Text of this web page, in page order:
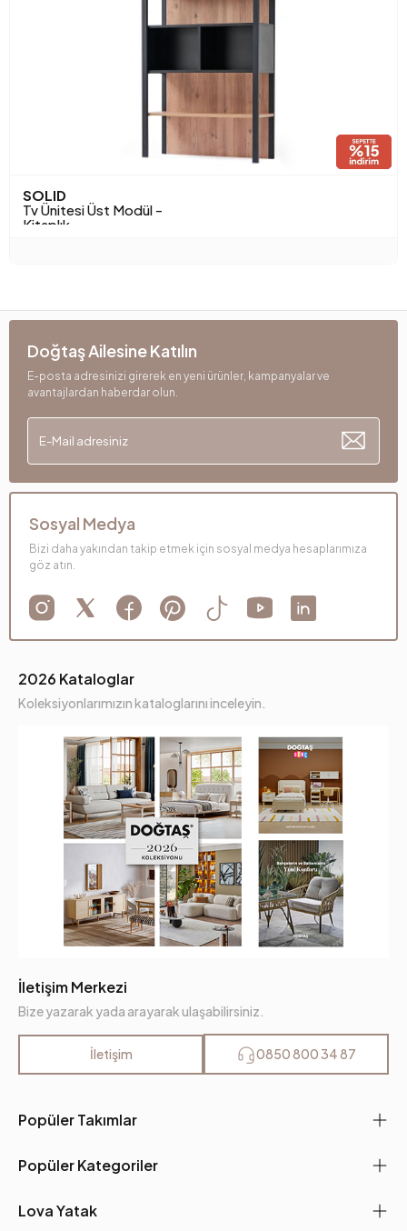
SOLID
Tv Ünitesi Üst Modül -
Kitaplık
Popüler Takımlar
Popüler Kategoriler
Lova Yatak
2026 Kataloglar
Koleksiyonlarımızın kataloglarını inceleyin.
İletişim Merkezi
Bize yazarak yada arayarak ulaşabilirsiniz.
İletişim 0850 800 34 87
Doğtaş Ailesine Katılın
E-posta adresinizi girerek en yeni ürünler, kampanyalar ve
avantajlardan haberdar olun.
Sosyal Medya
Bizi daha yakından takip etmek için sosyal medya hesaplarımıza
göz atın.